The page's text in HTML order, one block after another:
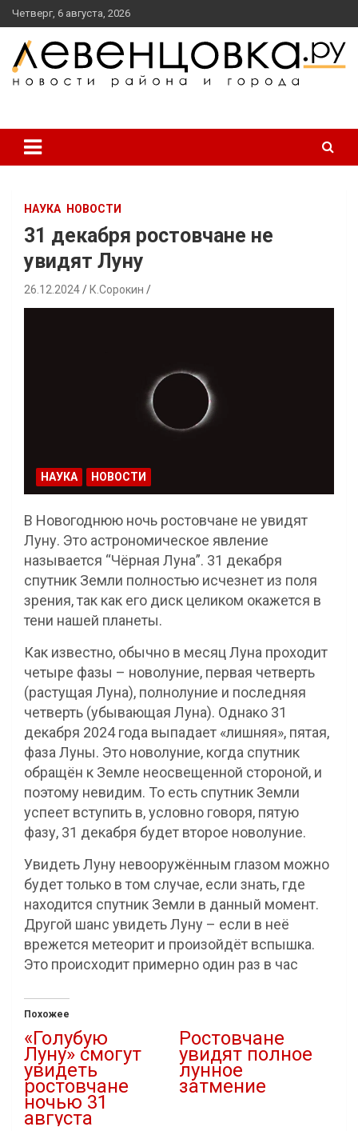
перейти
к
содержанию
Четверг, 6 августа, 2026
НАУКА НОВОСТИ
31 декабря ростовчане не
увидят Луну
26.12.2024 К.Сорокин
НАУКА НОВОСТИ
В Новогоднюю ночь ростовчане не увидят
Луну. Это астрономическое явление
называется “Чёрная Луна”. 31 декабря
спутник Земли полностью исчезнет из поля
зрения, так как его диск целиком окажется в
тени нашей планеты.
Как известно, обычно в месяц Луна проходит
четыре фазы – новолуние, первая четверть
(растущая Луна), полнолуние и последняя
четверть (убывающая Луна). Однако 31
декабря 2024 года выпадает «лишняя», пятая,
фаза Луны. Это новолуние, когда спутник
обращён к Земле неосвещенной стороной, и
поэтому невидим. То есть спутник Земли
успеет вступить в, условно говоря, пятую
фазу, 31 декабря будет второе новолуние.
Увидеть Луну невооружённым глазом можно
будет только в том случае, если знать, где
находится спутник Земли в данный момент.
Другой шанс увидеть Луну – если в неё
врежется метеорит и произойдёт вспышка.
Это происходит примерно один раз в час
Похожее
«Голубую
Луну» смогут
увидеть
ростовчане
ночью 31
августа
Ростовчане
увидят полное
лунное
затмение